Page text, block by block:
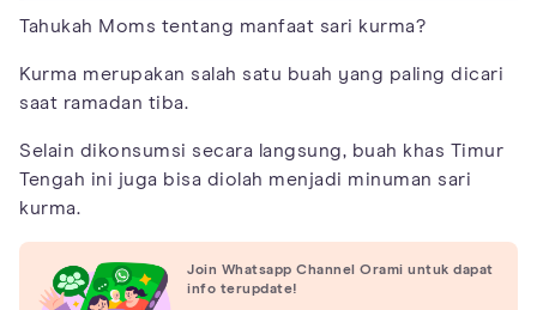
Tahukah Moms tentang manfaat sari kurma?
Kurma merupakan salah satu buah yang paling dicari
saat ramadan tiba.
Selain dikonsumsi secara langsung, buah khas Timur
Tengah ini juga bisa diolah menjadi minuman sari
kurma.
Join Whatsapp Channel Orami untuk dapat
info terupdate!